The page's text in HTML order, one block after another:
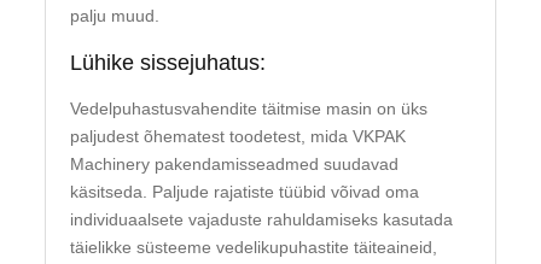
palju muud.
Lühike sissejuhatus:
Vedelpuhastusvahendite täitmise masin on üks
paljudest õhematest toodetest, mida VKPAK
Machinery pakendamisseadmed suudavad
käsitseda. Paljude rajatiste tüübid võivad oma
individuaalsete vajaduste rahuldamiseks kasutada
täielikke süsteeme vedelikupuhastite täiteaineid,